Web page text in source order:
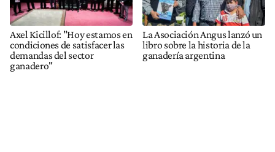
Axel Kicillof: "Hoy estamos en
condiciones de satisfacer las
demandas del sector
ganadero"
La Asociación Angus lanzó un
libro sobre la historia de la
ganadería argentina